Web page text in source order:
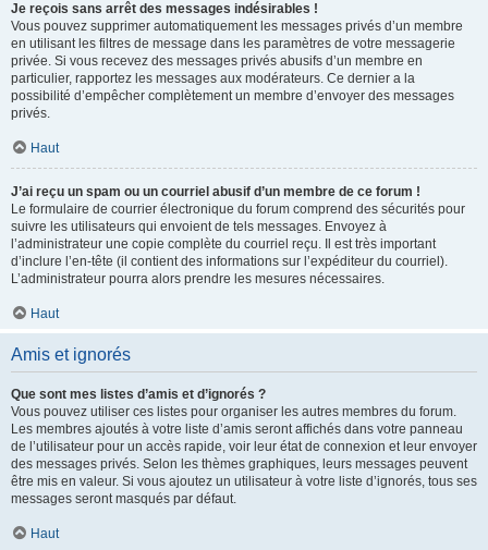
Je reçois sans arrêt des messages indésirables !
Vous pouvez supprimer automatiquement les messages privés d’un membre
en utilisant les filtres de message dans les paramètres de votre messagerie
privée. Si vous recevez des messages privés abusifs d’un membre en
particulier, rapportez les messages aux modérateurs. Ce dernier a la
possibilité d’empêcher complètement un membre d’envoyer des messages
privés.
Haut
J’ai reçu un spam ou un courriel abusif d’un membre de ce forum !
Le formulaire de courrier électronique du forum comprend des sécurités pour
suivre les utilisateurs qui envoient de tels messages. Envoyez à
l’administrateur une copie complète du courriel reçu. Il est très important
d’inclure l’en-tête (il contient des informations sur l’expéditeur du courriel).
L’administrateur pourra alors prendre les mesures nécessaires.
Haut
Amis et ignorés
Que sont mes listes d’amis et d’ignorés ?
Vous pouvez utiliser ces listes pour organiser les autres membres du forum.
Les membres ajoutés à votre liste d’amis seront affichés dans votre panneau
de l’utilisateur pour un accès rapide, voir leur état de connexion et leur envoyer
des messages privés. Selon les thèmes graphiques, leurs messages peuvent
être mis en valeur. Si vous ajoutez un utilisateur à votre liste d’ignorés, tous ses
messages seront masqués par défaut.
Haut